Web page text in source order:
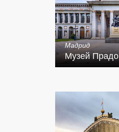
Мадрид
Музей Прадо